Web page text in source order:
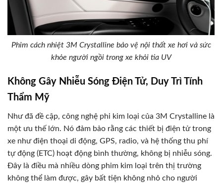
Phim cách nhiệt 3M Crystalline bảo vệ nội thất xe hơi và sức
khỏe người ngồi trong xe khỏi tia UV
Không Gây Nhiễu Sóng Điện Tử, Duy Trì Tính
Thẩm Mỹ
Như đã đề cập, công nghệ phi kim loại của 3M Crystalline là
một ưu thế lớn. Nó đảm bảo rằng các thiết bị điện tử trong
xe như điện thoại di động, GPS, radio, và hệ thống thu phí
tự động (ETC) hoạt động bình thường, không bị nhiễu sóng.
Đây là điều mà nhiều dòng phim kim loại trên thị trường
không thể làm được, gây bất tiện không nhỏ cho người